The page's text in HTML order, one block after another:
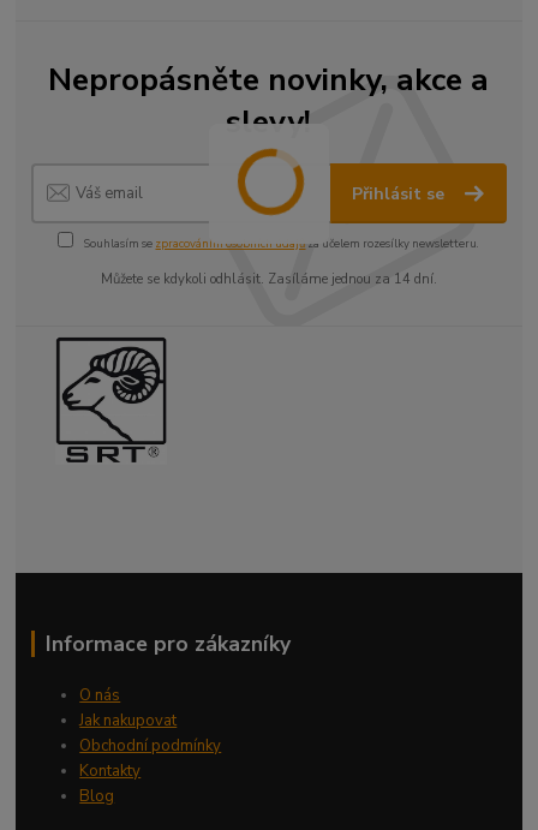
Nepropásněte novinky, akce a
slevy!
Přihlásit se
Souhlasím se zpracováním osobních údajů za účelem rozesílky newsletteru.
Můžete se kdykoli odhlásit. Zasíláme jednou za 14 dní.
Informace pro zákazníky
O nás
Jak nakupovat
Obchodní podmínky
Kontakty
Blog